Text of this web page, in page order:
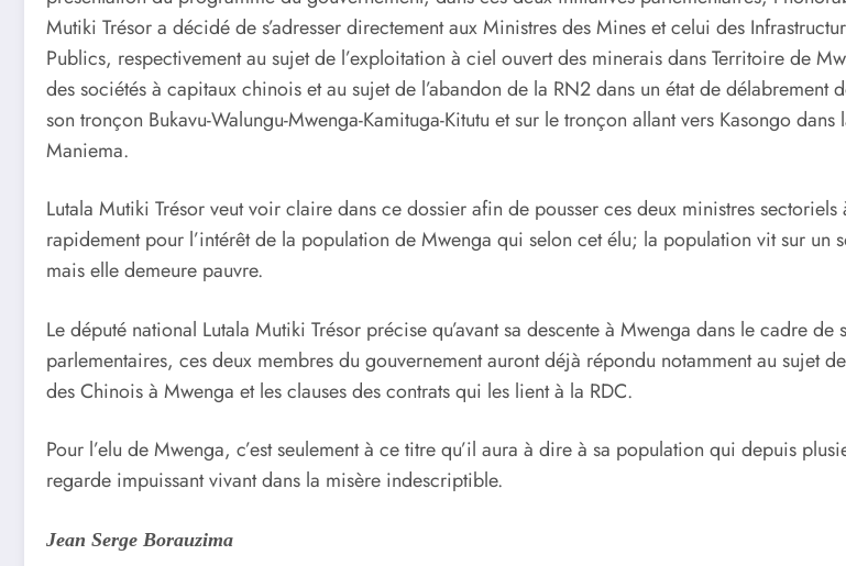
Mutiki Trésor a décidé de s’adresser directement aux Ministres des Mines et celui des
Publics, respectivement au sujet de l’exploitation à ciel ouvert des minerais dans Territoire de
des sociétés à capitaux chinois et au sujet de l’abandon de la RN2 dans un état de délabrement
son tronçon Bukavu-Walungu-Mwenga-Kamituga-Kitutu et sur le tronçon allant vers Kasongo dans
Maniema.
Lutala Mutiki Trésor veut voir claire dans ce dossier afin de pousser ces deux ministres sectoriels
rapidement pour l’intérêt de la population de Mwenga qui selon cet élu; la population vit sur un
mais elle demeure pauvre.
Le député national Lutala Mutiki Trésor précise qu’avant sa descente à Mwenga dans le cadre de
parlementaires, ces deux membres du gouvernement auront déjà répondu notamment au sujet
des Chinois à Mwenga et les clauses des contrats qui les lient à la RDC.
Pour l’elu de Mwenga, c’est seulement à ce titre qu’il aura à dire à sa population qui depuis
regarde impuissant vivant dans la misère indescriptible.
Jean Serge Borauzima